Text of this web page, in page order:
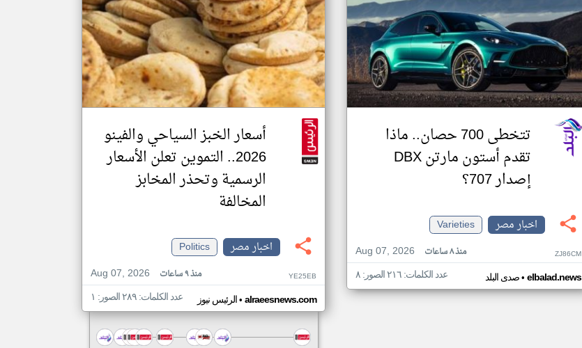
تتخطى 700 حصان.. ماذا
تقدم أستون مارتن DBX
إصدار 707؟
اخبار مصر
Varieties
Aug 07, 2026
منذ ٨ ساعات ZJ86CM
صدى البلد• elbalad.news عدد الكلمات: ٢١٦ الصور: ٨
أسعار الخبز السياحي والفينو
2026.. التموين تعلن الأسعار
الرسمية وتحذر المخابز
المخالفة
اخبار مصر
Politics
Aug 07, 2026
منذ ٩ ساعات YE25EB
الرئيس نيوز• alraeesnews.com عدد الكلمات: ٢٨٩ الصور: ١